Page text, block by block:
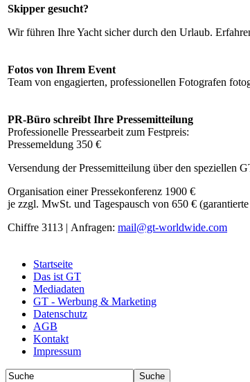
Skipper gesucht?
Wir führen Ihre Yacht sicher durch den Urlaub.
Fotos von Ihrem Event
Team von engagierten, professionellen Fotografen
PR-Büro schreibt Ihre Pressemitteilung
Professionelle Pressearbeit zum Festpreis:
Pressemeldung 350 €
Versendung der Pressemitteilung über den speziellen
Organisation einer Pressekonferenz 1900 €
je zzgl. MwSt. und Tagespausch von 650 €
Chiffre 3113 | Anfragen: mail@gt-worldwide.com
Startseite
Das ist GT
Mediadaten
GT - Werbung & Marketing
Datenschutz
AGB
Kontakt
Impressum